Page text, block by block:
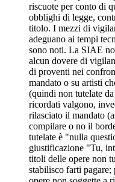
riscuote per conto di
obblighi di legge,
titolo. I mezzi di
adeguano ai tempi
sono noti. La SIAE
alcun dovere di
di proventi nei
mandato o su artisti
(quindi non tutelate
ricordati valgono,
rilasciato il mandato
compilare o no il
tutelate è "nulla
giustificazione "Tu,
titoli delle opere non
stabilisco farti pagare;